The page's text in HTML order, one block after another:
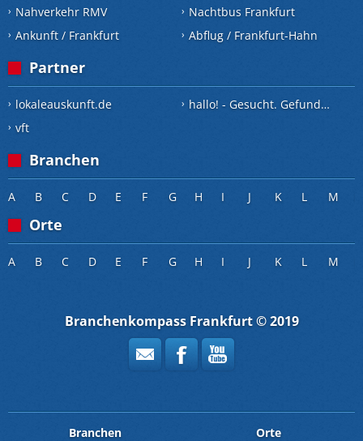
Nahverkehr RMV Nachtbus Frankfurt
Ankunft / Frankfurt
Abflug / Frankfurt-Hahn
Partner
lokaleauskunft.de hallo! - Gesucht. Gefunden.
vft
Branchen
A B C D E F G H I J K L M
Orte
A B C D E F G H I J K L M
Branchenkompass Frankfurt © 2019
Branchen Orte